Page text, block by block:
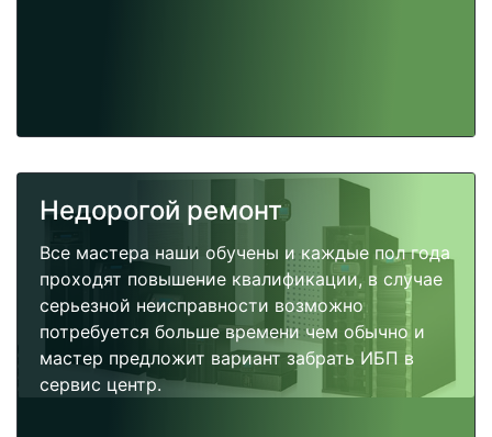
Недорогой ремонт
Все мастера наши обучены и каждые пол года
проходят повышение квалификации, в случае
серьезной неисправности возможно
потребуется больше времени чем обычно и
мастер предложит вариант забрать ИБП в
сервис центр.